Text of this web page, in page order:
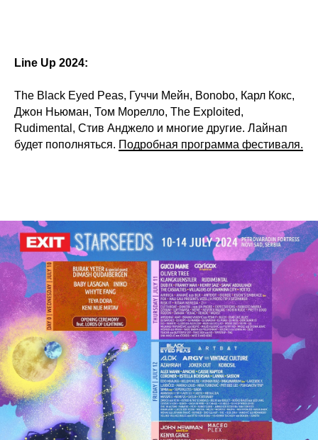
Line Up 2024:
The Black Eyed Peas, Гуччи Мейн, Bonobo, Карл Кокс,
Джон Ньюман, Том Морелло, The Exploited,
Rudimental, Стив Анджело и многие другие. Лайнап
будет пополняться. Подробная программа фестиваля.